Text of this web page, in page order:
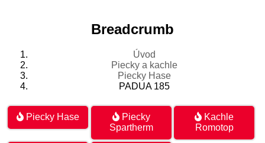
Breadcrumb
Úvod
Piecky a kachle
Piecky Hase
PADUA 185
Piecky Hase
Piecky
Spartherm
Kachle
Romotop